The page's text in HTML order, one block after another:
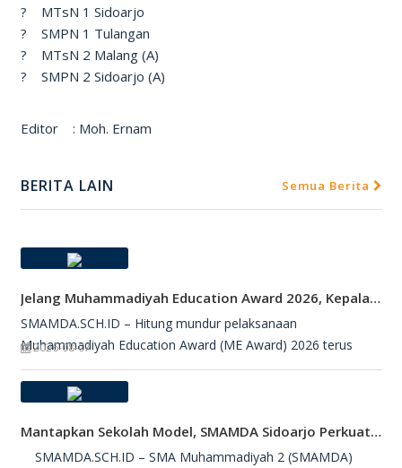
? MTsN 1 Sidoarjo
? SMPN 1 Tulangan
? MTsN 2 Malang (A)
? SMPN 2 Sidoarjo (A)
Editor : Moh. Ernam
BERITA LAIN Semua Berita
Jelang Muhammadiyah Education Award 2026, Kepala SMAMDA Sidoarjo Suntik Semangat Kontingen
SMAMDA.SCH.ID – Hitung mundur pelaksanaan
Muhammadiyah Education Award (ME Award) 2026 terus
2026-08-07
Mantapkan Sekolah Model, SMAMDA Sidoarjo Perkuat Pembelajaran Mendalam Dan KKA
SMAMDA.SCH.ID – SMA Muhammadiyah 2 (SMAMDA)